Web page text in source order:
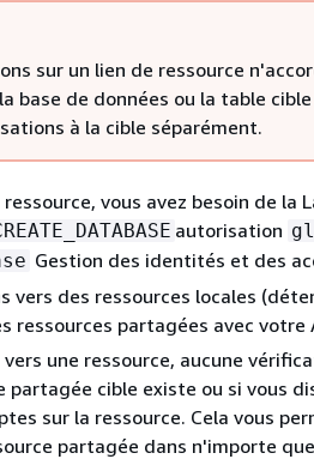
sur un lien de ressource
base de données ou la table cible
à la cible séparément.
vous avez besoin de la
autorisation
Gestion des identités et des
vers des ressources locales
ressources partagées avec votre
vers une ressource, aucune
partagée cible existe ou si vous
sur la ressource. Cela vous
partagée dans n'importe